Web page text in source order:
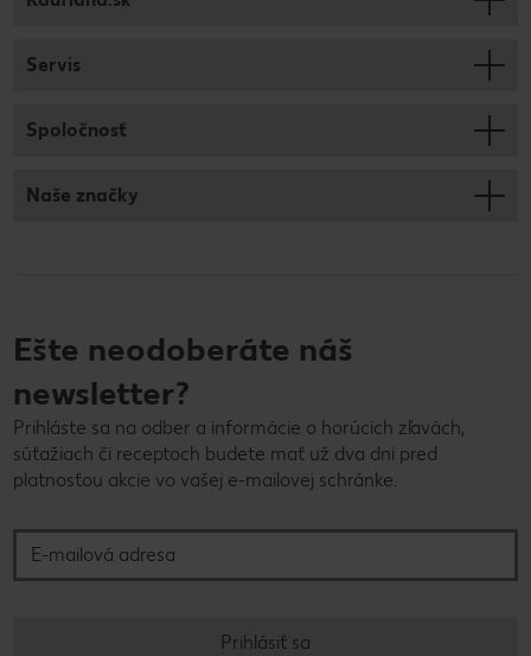
Servis
Spoločnosť
Naše značky
Ešte neodoberáte náš
newsletter?
Prihláste sa na odber a informácie o horúcich zľavách,
súťažiach či receptoch budete mať už dva dni pred
platnosťou akcie vo vašej e-mailovej schránke.
Prihlásiť sa